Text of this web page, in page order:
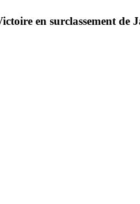
en surclassement de